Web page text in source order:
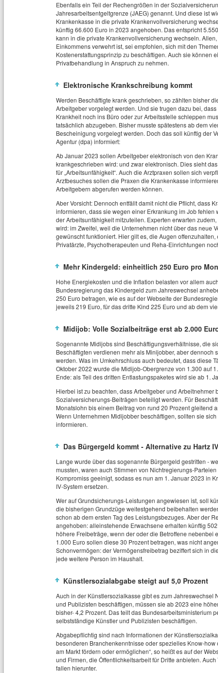
Ebenfalls ein Teil der Rechengrößen in der
Jahresarbeitsentgeltgrenze (JAEG) genannt. Und diese ist
Krankenkasse in die private Krankenvollversicherung
künftig 66.600 Euro in 2023 angehoben. Das entspricht
kann in die private Krankenvollversicherung wechseln.
Einkommens verwehrt ist, sei empfohlen, sich mit den
Kostenerstattungsprinzip zu beschäftigen. Auch sie können
Privatbehandlung in Anspruch zu nehmen.
Elektronische Krankschreibung kommt
Werden Beschäftigte krank geschrieben, so zählten bisher
Arbeitgeber vorgelegt werden. Und sie trugen dazu bei,
Krankheit noch ins Büro oder zur Arbeitsstelle schleppen
tatsächlich abzugeben. Bisher musste spätestens ab dem
Bescheinigung vorgelegt werden. Doch das soll künftig der
Agentur (dpa) informiert:
Ab Januar 2023 sollen Arbeitgeber elektronisch von den
krankgeschrieben wird: und zwar elektronisch. Dies sieht
für „Arbeitsunfähigkeit“. Auch die Arztpraxen sollen sich
Arztbesuches sollen die Praxen die Krankenkasse
Arbeitgebern abgerufen werden können.
Aber Vorsicht: Dennoch entfällt damit nicht die Pflicht, dass
informieren, dass sie wegen einer Erkrankung im Job
der Arbeitsunfähigkeit mitzuteilen. Experten erwarten
wird: im Zweifel, weil die Unternehmen nicht über das neue
gewünscht funktioniert. Hier gilt es, die Augen
Privatärzte, Psychotherapeuten und Reha-Einrichtungen
Mehr Kindergeld: einheitlich 250 Euro pro
Hohe Energiekosten und die Inflation belasten vor allem
Bundesregierung das Kindergeld zum Jahreswechsel
250 Euro betragen, wie es auf der Webseite der
jeweils 219 Euro, für das dritte Kind 225 Euro und ab dem
Midijob: Volle Sozialbeiträge erst ab 2.000
Sogenannte Midijobs sind Beschäftigungsverhältnisse, die
Beschäftigten verdienen mehr als Minijobber, aber
werden. Was im Umkehrschluss auch bedeutet, dass diese
Oktober 2022 wurde die Midijob-Obergrenze von 1.300 auf
Ende: als Teil des dritten Entlastungspaketes wird sie ab 1.
Hierbei ist zu beachten, dass Arbeitgeber und
Sozialversicherungs-Beiträgen beteiligt werden. Für
Monatslohn bis einem Beitrag von rund 20 Prozent gleitend
Wenn Unternehmen Midijobber beschäftigen, sollten sie
informieren.
Das Bürgergeld kommt - Alternative zu Hartz IV
Lange wurde über das sogenannte Bürgergeld gestritten -
mussten, waren auch Stimmen von Nichtregierungs-
Kompromiss geeinigt, sodass es nun am 1. Januar 2023 in
IV-System ersetzen.
Wer auf Grundsicherungs-Leistungen angewiesen ist, soll
die bisherigen Grundzüge weitestgehend beibehalten
schon ab dem ersten Tag des Leistungsbezuges. Aber der
angehoben: alleinstehende Erwachsene erhalten künftig
höhere Freibeträge, wenn der oder die Betroffene nebenbei
1.000 Euro sollen diese 30 Prozent betragen, was nicht
Schonvermögen: der Vermögensfreibetrag beziffert sich in
jede weitere Person im Haushalt.
Künstlersozialabgabe steigt auf 5,0 Prozent
Auch in der Künstlersozialkasse gibt es zum
und Publizisten beschäftigen, müssen sie ab 2023 eine
bisher- 4,2 Prozent. Das teilt das Bundesarbeitsministerium
selbstständige Künstler und Publizisten beschäftigen.
Abgabepflichtig sind nach Informationen der
besonderen Branchenkenntnisse oder spezielles Know-
am Markt fördern oder ermöglichen“, so heißt es auf der
und Firmen, die Öffentlichkeitsarbeit für Dritte anbieten.
fallen hierunter.